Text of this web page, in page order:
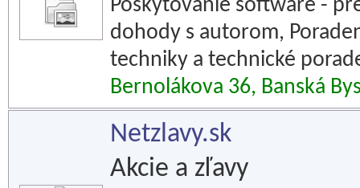
Poskytovanie software -
dohody s autorom,
techniky a technické
Bernolákova 36, Banská
Netzlavy.sk
Akcie a zľavy